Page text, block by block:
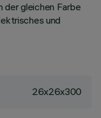
der gleichen Farbe
und
26x26x300